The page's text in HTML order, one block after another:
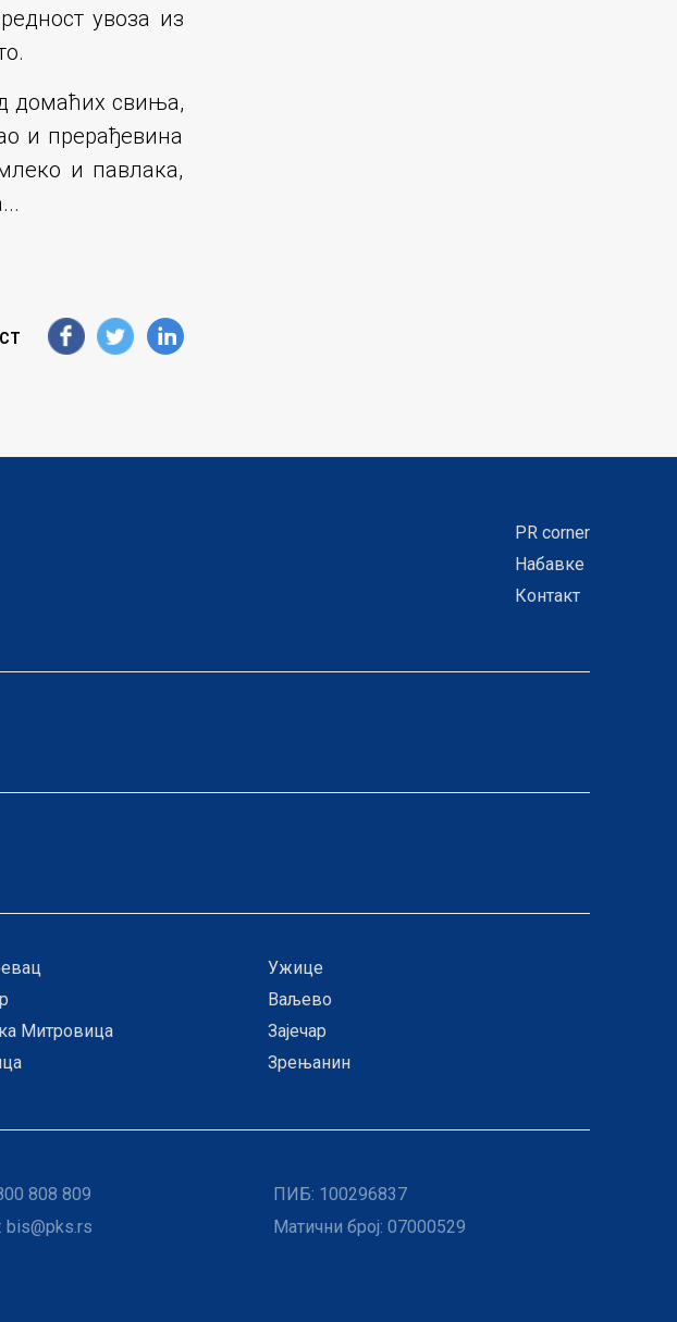
увоза из
домаћих свиња,
и прерађевина
и павлака,
PR corner
Набавке
Контакт
Митровица
Ужице
Ваљево
Зајечар
Зрењанин
808 809
bis@pks.rs
ПИБ: 100296837
Матични број: 07000529